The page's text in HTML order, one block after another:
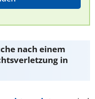
nach einem
in